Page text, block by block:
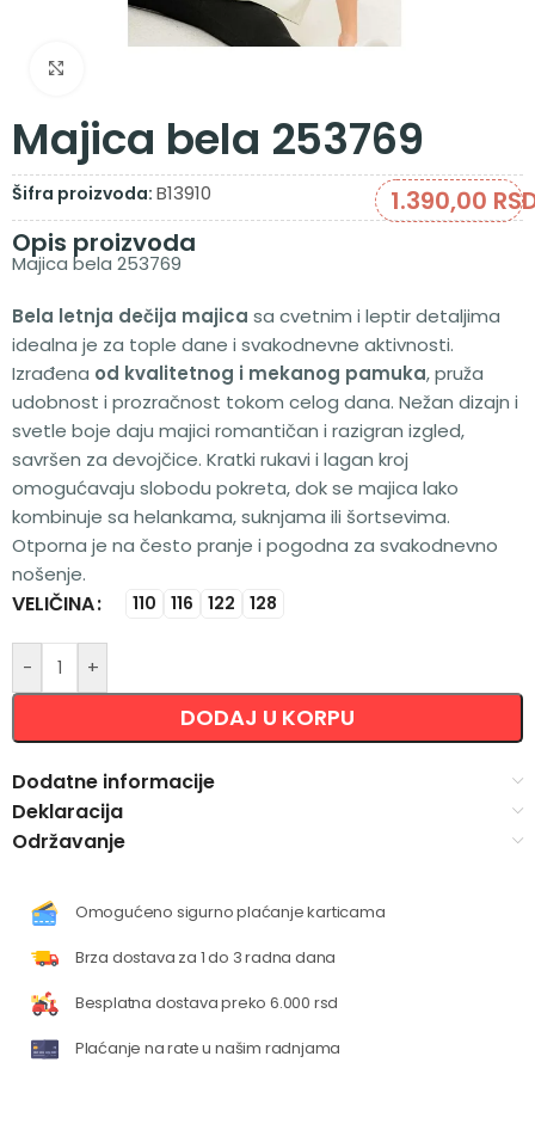
Majica bela 253769
Šifra proizvoda: B13910 1.390,00
Opis proizvoda
Majica bela 253769
Bela letnja dečija majica sa cvetnim i leptir detaljima
idealna je za tople dane i svakodnevne aktivnosti.
Izrađena od kvalitetnog i mekanog pamuka, pruža
udobnost i prozračnost tokom celog dana. Nežan dizajn i
svetle boje daju majici romantičan i razigran izgled,
savršen za devojčice. Kratki rukavi i lagan kroj
omogućavaju slobodu pokreta, dok se majica lako
kombinuje sa helankama, suknjama ili šortsevima.
Otporna je na često pranje i pogodna za svakodnevno
nošenje.
VELIČINA 110 116 122 128
- +
DODAJ U KORPU
Alternative:
Dodatne informacije
Deklaracija
Održavanje
Omogućeno sigurno plaćanje karticama
Brza dostava za 1 do 3 radna dana
Besplatna dostava preko 6.000 rsd
Plaćanje na rate u našim radnjama